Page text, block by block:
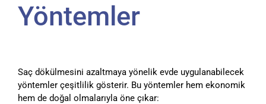
Yöntemler
Saç dökülmesini azaltmaya yönelik evde uygulanabilecek
yöntemler çeşitlilik gösterir. Bu yöntemler hem ekonomik
hem de doğal olmalarıyla öne çıkar: